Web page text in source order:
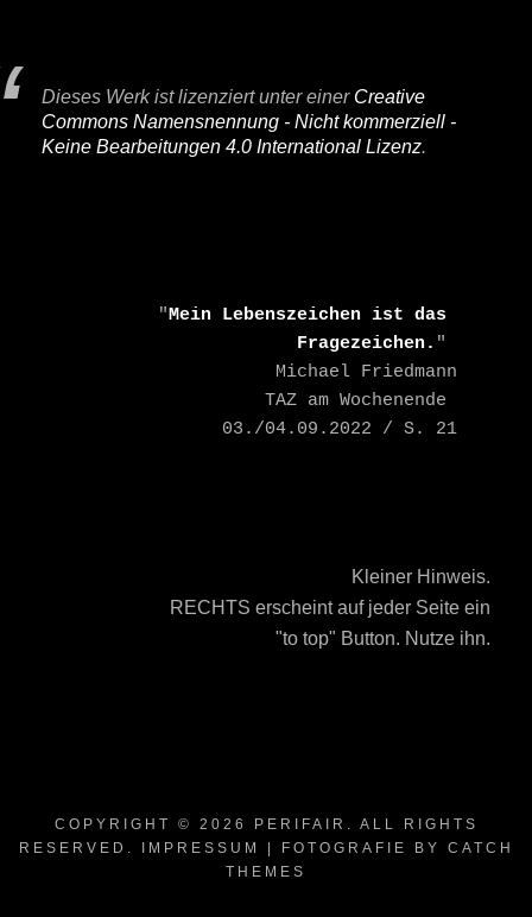
Dieses Werk ist lizenziert unter einer Creative
Commons Namensnennung - Nicht kommerziell -
Keine Bearbeitungen 4.0 International Lizenz.
    "
Mein Lebenszeichen ist das
Fragezeichen. "
03./04.09.2022 / S. 21
Kleiner Hinweis.
RECHTS erscheint auf jeder Seite ein
"to top" Button. Nutze ihn.
COPYRIGHT © 2026 PERIFAIR . ALL RIGHTS
RESERVED.
IMPRESSUM | FOTOGRAFIE BY CATCH
THEMES